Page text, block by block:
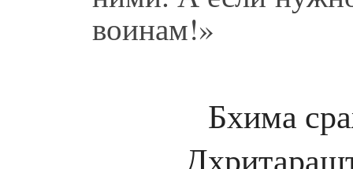
воинам!»
Бхима